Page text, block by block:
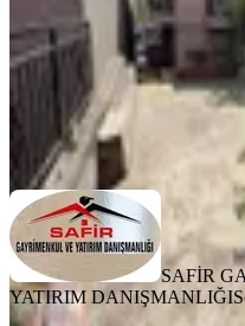
SAFİR GAYRİMENKUL
GÜLTEKİN
SAFİR
YATIRIM DANIŞMANLIĞI